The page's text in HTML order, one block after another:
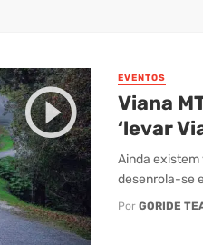
EVENTOS
Viana
‘levar
Ainda existem
desenrola-se
Por GORIDE